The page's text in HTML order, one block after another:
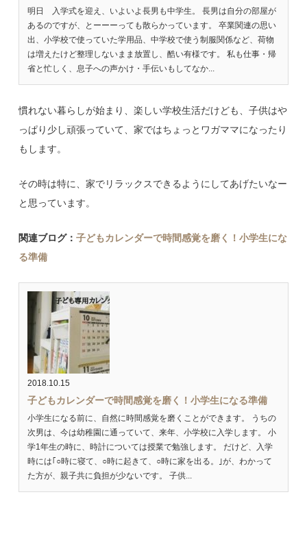
明日 入学式を迎え、いよいよ長男も中学生。 長男は自分の部屋が
あるのですが、とーーーっても散らかっています。 卒業関連の思い
出、小学校で使っていた学用品、中学校で使う制服関係など、荷物
は増えたけど整理しないまま放置し、酷い有様です。 私も仕事・帰
省と忙しく、息子への声かけ・手伝いもしてなか...
慣れない暮らしが始まり、楽しい学校生活だけども、子供はや
っぱり少し頑張っていて、家ではちょっとワガママになったり
もします。
その時は特に、家でリラックスできるようにしてあげたいなー
と思っています。
関連ブログ：子どもカレンダーで時間感覚を磨く！小学生にな
る準備
2018.10.15
子どもカレンダーで時間感覚を磨く！小学生になる準備
小学生になる前に、自然に時間感覚を磨くことができます。 うちの
次男は、今は幼稚園に通っていて、来年、小学校に入学します。 小
学1年生の時に、時計については授業で勉強します。 だけど、入学
時には｢○時に寝て、○時に起きて、○時に家を出る。｣が、わかって
た方が、親子共に負担が少ないです。 子供...